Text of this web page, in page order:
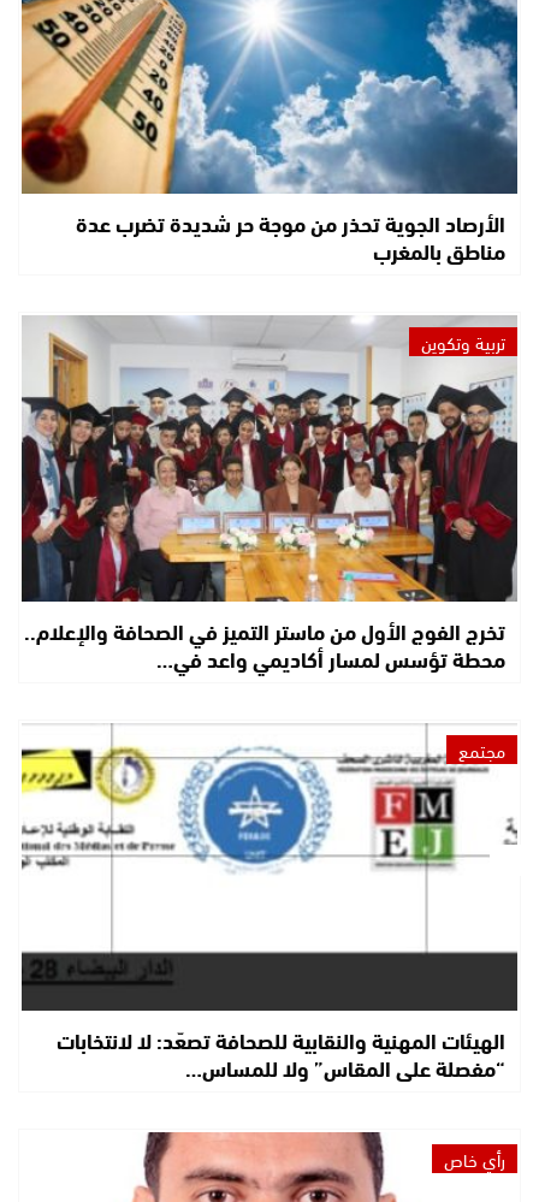
الأرصاد الجوية تحذر من موجة حر شديدة تضرب عدة
مناطق بالمغرب
تربية وتكوين
تخرج الفوج الأول من ماستر التميز في الصحافة والإعلام..
محطة تؤسس لمسار أكاديمي واعد في…
مجتمع
الهيئات المهنية والنقابية للصحافة تصعّد: لا لانتخابات
“مفصلة على المقاس” ولا للمساس…
رأي خاص